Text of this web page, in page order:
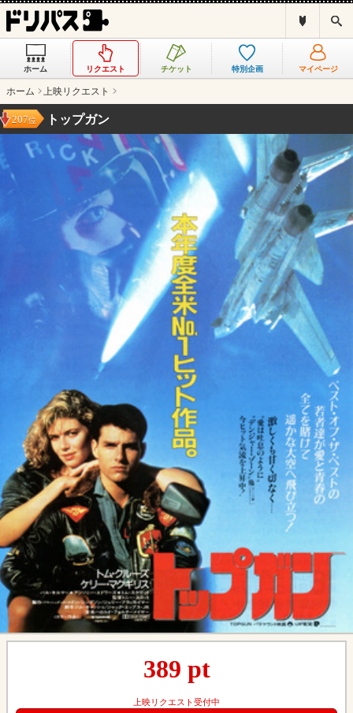
ス
ホーム リクエスト チケット 特別企画 マイページ
ホーム 上映リクエスト
トップガン
207位
389 pt
上映リクエスト受付中